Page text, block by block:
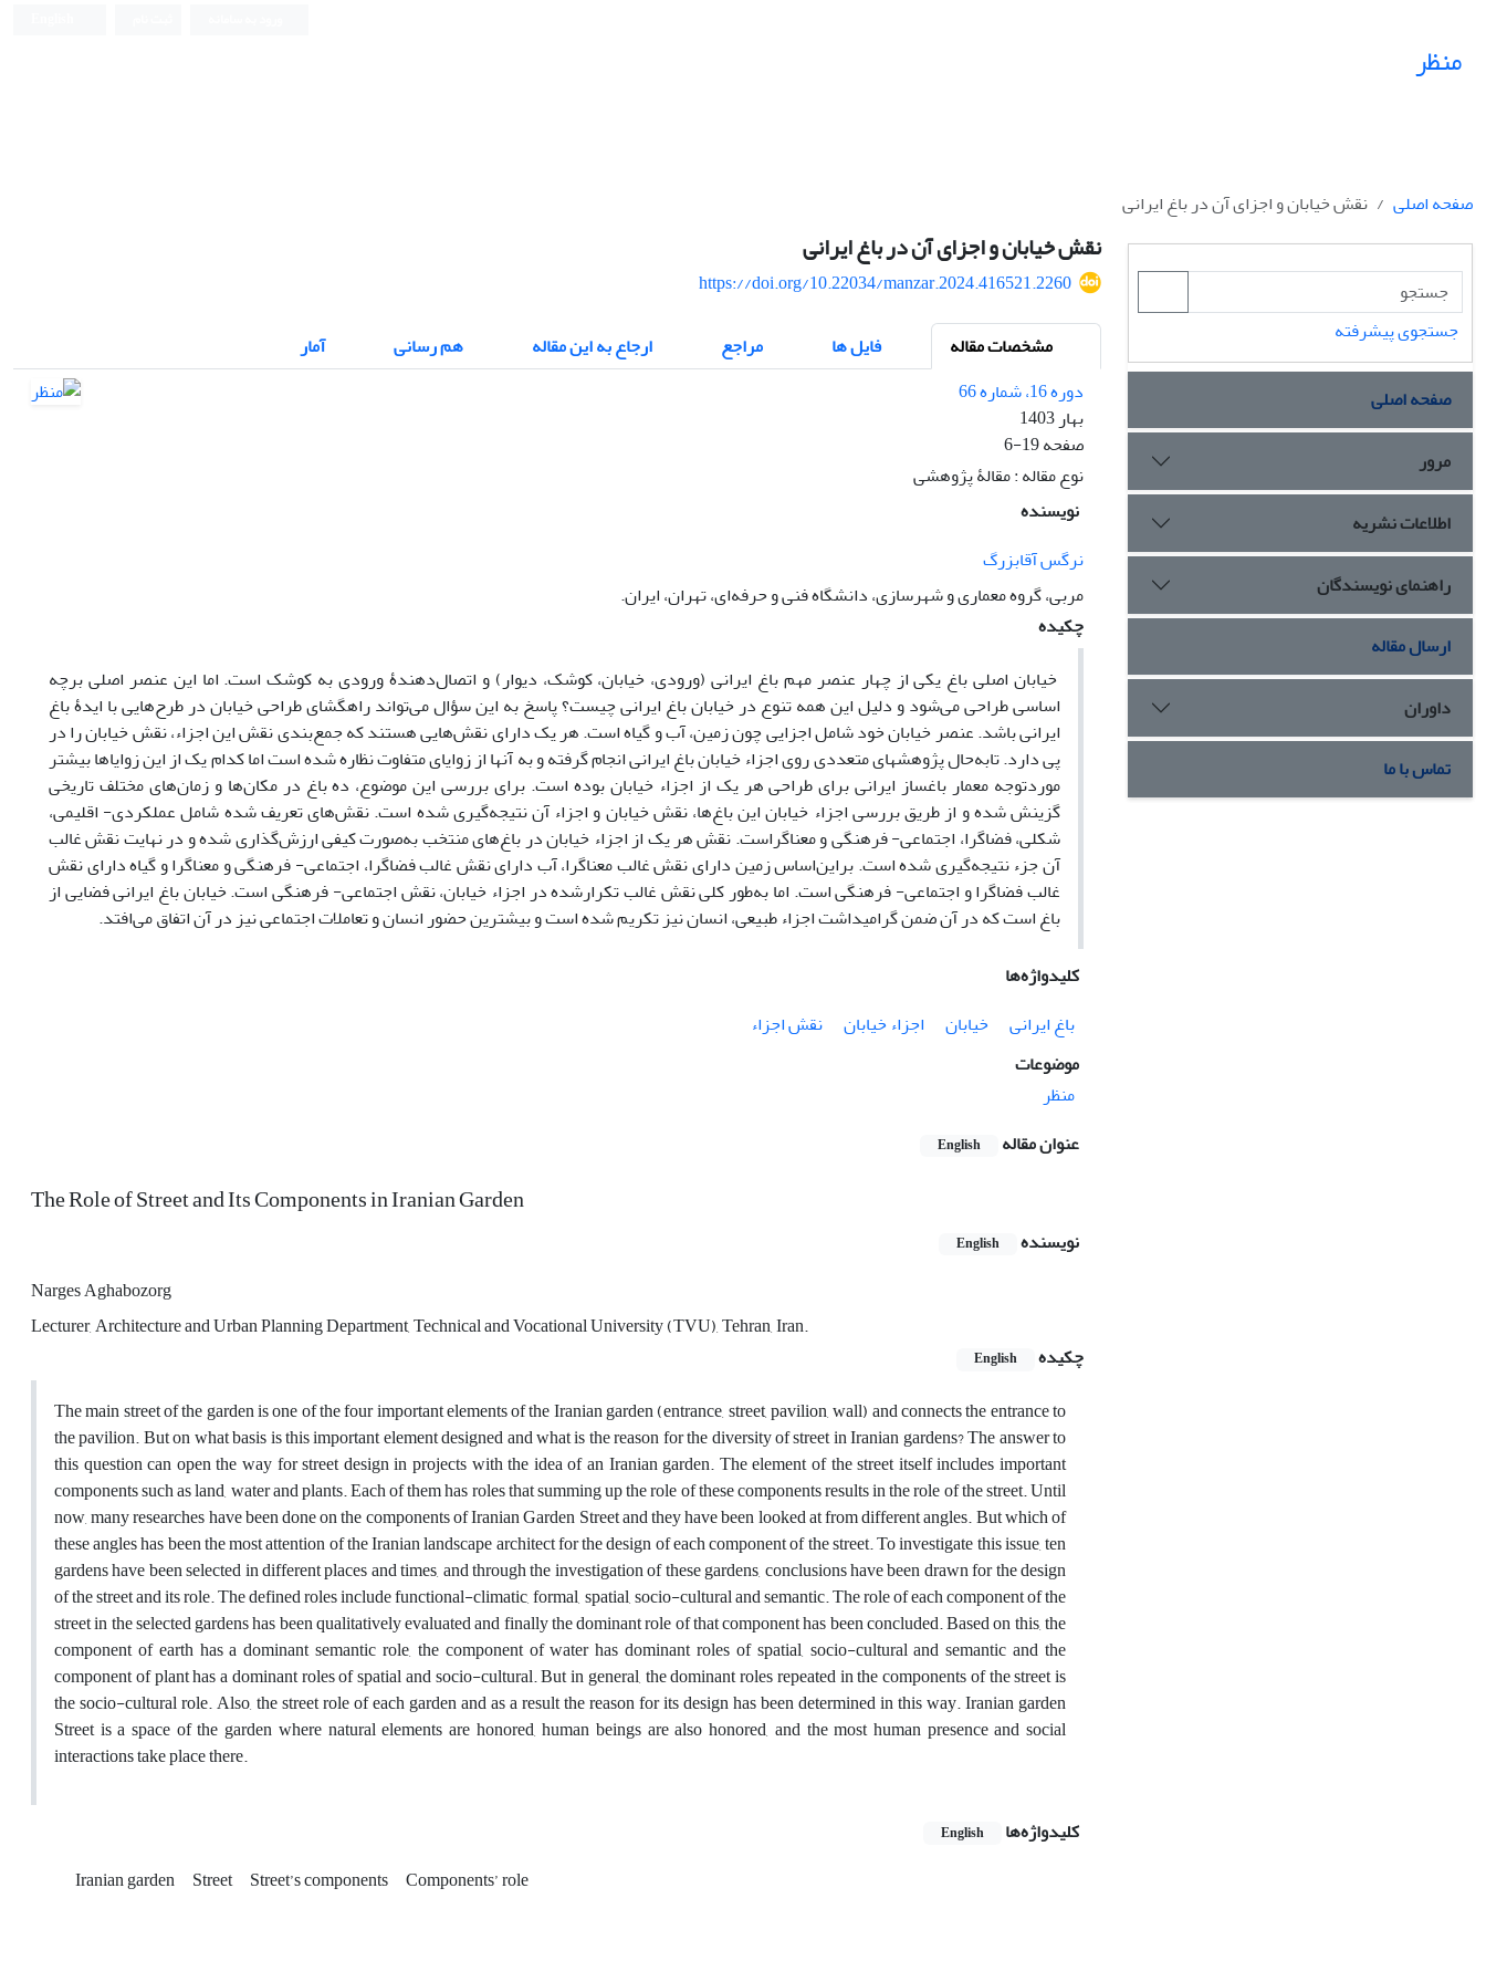
منظر
صفحه اصلی نقش خیابان و اجزای آن در باغ ایرانی
نقش خیابان و اجزای آن در باغ ایرانی
https://doi.org/10.22034/manzar.2024.416521.2260
مشخصات مقاله
فایل ها مراجع ارجاع به این مقاله هم رسانی
آمار
دوره 16، شماره 66
بهار 1403
صفحه6-19
نوع مقاله : مقالۀ پژوهشی
نویسنده
نرگس آقابزرگ
مربی، گروه معماری و شهرسازی، دانشگاه فنی و حرفه‌ای، تهران، ایران.
چکیده
خیابان اصلی باغ یکی از چهار عنصر مهم باغ ایرانی (ورودی، خیابان، کوشک، دیوار) و اتصال‌دهندۀ ورودی به کوشک است. اما این عنصر اصلی برچه‌
اساسی طراحی می‌شود و دلیل این همه تنوع در خیابان باغ ایرانی چیست؟ پاسخ به این سؤال می‌تواند راهگشای طراحی خیابان در طرح‌هایی با ایدۀ باغ
ایرانی باشد. عنصر خیابان خود شامل اجزایی چون زمین، آب و گیاه است. هر یک دارای نقش‌هایی هستند که جمع‌بندی نقش این اجزاء، نقش خیابان را در
پی دارد. تا‌به‌حال پژوهش‎های متعددی روی اجزاء خیابان باغ ایرانی انجام گرفته و به آنها از زوایای متفاوت نظاره شده است اما کدام یک از این زوایاها بیشتر
موردتوجه معمار باغساز ایرانی برای طراحی هر یک از اجزاء خیابان بوده است. برای بررسی این موضوع، ده باغ در مکان‌ها و زمان‌های مختلف تاریخی
گزینش شده و از طریق بررسی اجزاء خیابان این باغ‌ها، نقش خیابان و اجزاء آن نتیجه‌گیری شده است. نقش‌های تعریف شده شامل عملکردی- اقلیمی،
شکلی، فضاگرا، اجتماعی- فرهنگی و معناگراست. نقش هر یک از اجزاء خیابان در باغ‌های منتخب به‌صورت کیفی ارزش‌گذاری شده و در نهایت نقش غالب
آن جزء نتیجه‌گیری شده است. براین‌اساس زمین دارای نقش غالب معناگرا، آب دارای نقش غالب فضاگرا، اجتماعی- فرهنگی و معناگرا و گیاه دارای نقش
غالب فضاگرا و اجتماعی- فرهنگی است. اما به‌طور کلی نقش غالب تکرارشده در اجزاء خیابان، نقش اجتماعی- فرهنگی است. خیابان باغ ایرانی فضایی از
باغ است که در آن ضمن گرامیداشت اجزاء طبیعی، انسان نیز تکریم شده است و بیشترین حضور انسان و تعاملات اجتماعی نیز در آن اتفاق می‌افتد.
کلیدواژه‌ها
باغ ایرانی
خیابان اجزاء خیابان
نقش اجزاء
موضوعات
منظر
عنوان مقاله
English
The Role of Street and Its Components in Iranian Garden
نویسنده English
Narges Aghabozorg
Lecturer, Architecture and Urban Planning Department, Technical and Vocational University (TVU), Tehran, Iran.
چکیده
English
The main street of the garden is one of the four important elements of the Iranian garden (entrance, street, pavilion, wall) and connects the entrance to
the pavilion. But on what basis is this important element designed and what is the reason for the diversity of street in Iranian gardens? The answer to
this question can open the way for street design in projects with the idea of an Iranian garden. The element of the street itself includes important
components such as land, water and plants. Each of them has roles that summing up the role of these components results in the role of the street. Until
now, many researches have been done on the components of Iranian Garden Street and they have been looked at from different angles. But which of
these angles has been the most attention of the Iranian landscape architect for the design of each component of the street. To investigate this issue, ten
gardens have been selected in different places and times, and through the investigation of these gardens, conclusions have been drawn for the design
of the street and its role. The defined roles include functional-climatic, formal, spatial, socio-cultural and semantic. The role of each component of the
street in the selected gardens has been qualitatively evaluated and finally the dominant role of that component has been concluded. Based on this, the
component of earth has a dominant semantic role, the component of water has dominant roles of spatial, socio-cultural and semantic and the
component of plant has a dominant roles of spatial and socio-cultural. But in general, the dominant roles repeated in the components of the street is
the socio-cultural role. Also, the street role of each garden and as a result the reason for its design has been determined in this way. Iranian garden
Street is a space of the garden where natural elements are honored, human beings are also honored, and the most human presence and social
interactions take place there.
کلیدواژه‌ها English
Iranian garden Street Street’s components Components’ role
جستجوی پیشرفته
صفحه اصلی
مرور
اطلاعات نشریه
راهنمای نویسندگان
ارسال مقاله
داوران
تماس با ما